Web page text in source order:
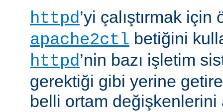
httpd’yi çalıştırmak
apache2ctl betiğini
httpd’nin bazı işletim
gerektiği gibi yerine
belli ortam